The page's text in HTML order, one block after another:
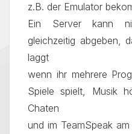
z.B. der Emulator
Ein Server kann
gleichzeitig abgeben,
laggt
wenn ihr mehrere
Spiele spielt, Musik
Chaten
und im TeamSpeak